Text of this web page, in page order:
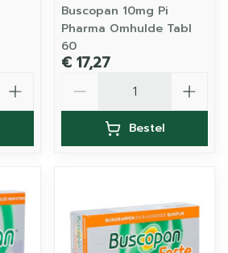
Buscopan 10mg Pi
Pharma Omhulde Tabl
60
€ 17,27
Bestel